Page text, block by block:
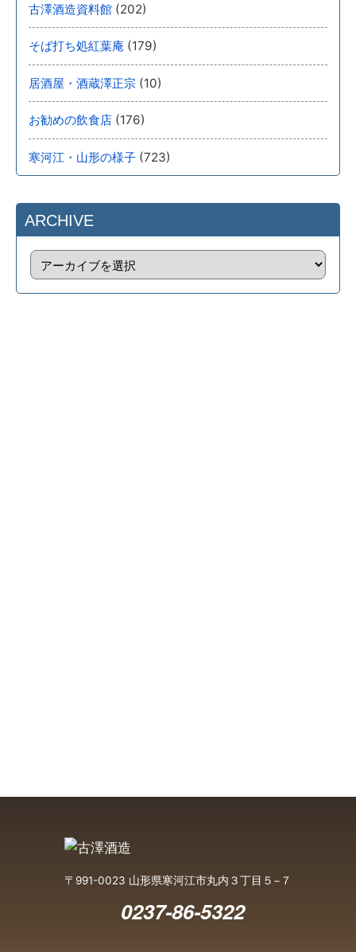
古澤酒造資料館 (202)
そば打ち処紅葉庵 (179)
居酒屋・酒蔵澤正宗 (10)
お勧めの飲食店 (176)
寒河江・山形の様子 (723)
ARCHIVE
〒991-0023 山形県寒河江市丸内３丁目５−７
0237-86-5322